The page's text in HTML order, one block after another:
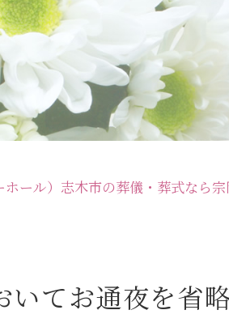
ホール）志木市の葬儀・葬式なら
いてお通夜を省